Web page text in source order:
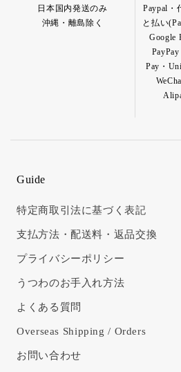
日本国内発送のみ
沖縄・離島除く
Paypal・
と払い
Google
Pay・
Guide
特定商取引法に基づく表記
支払方法・配送料・返品交換
プライバシーポリシー
うつわのお手入れ方法
よくある質問
Overseas Shipping / Orders
お問い合わせ